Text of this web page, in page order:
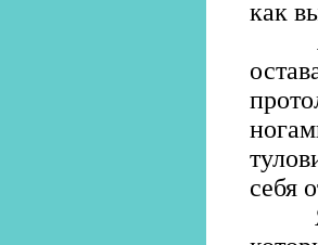
как
Я
себя
Я